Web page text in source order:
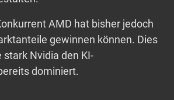
AMD hat bisher jedoch
gewinnen können. Dies
Nvidia den KI-
dominiert.